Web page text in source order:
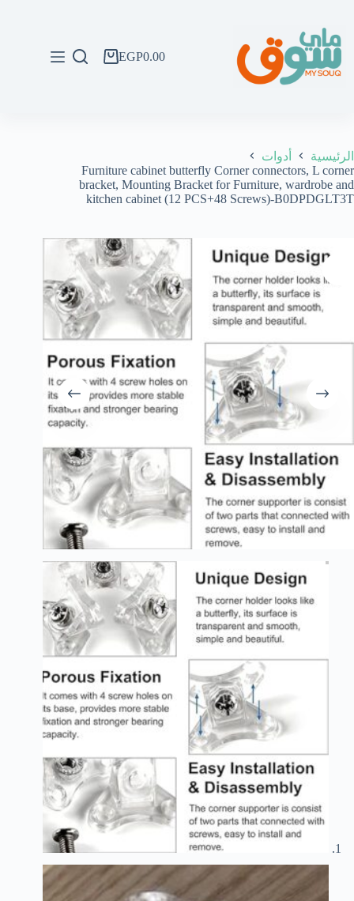
المحتوى
عربةEGP0.00
الرئيسية
أدوات
Furniture cabinet butterfly Corner connectors, L corner
bracket, Mounting Bracket for Furniture, wardrobe and
kitchen cabinet (12 PCS+48 Screws)-B0DPDGLT3T